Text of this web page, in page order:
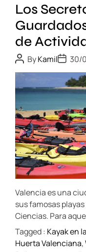
Los
de
los
P
o
s
A
u
h
o
r
ByKamilP
o
s
D
a
e
30/
Valencia es una
sus famosas
Ciencias. Para
Tagged : Kayak en
Huerta Valenciana,